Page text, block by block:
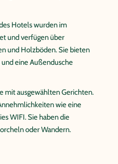
Hotels wurden im
und verfügen über
und Holzböden. Sie bieten
eine Außendusche
mit ausgewählten Gerichten.
wie eine
WIFI. Sie haben die
oder Wandern.